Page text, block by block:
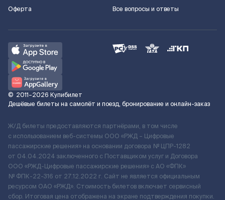
Оферта
Все вопросы и ответы
© 2011–2026 Купибилет
Дешёвые билеты на самолёт и поезд, бронирование и онлайн-заказ
Ж/Д билеты предоставляются партнёрами, в том числе
с использованием веб-системы ООО «РЖД – Цифровые
пассажирские решения» на основании договора № ЦПР-1282
от 04.04.2024 заключенного с Поставщиком услуг и Договора
ООО «РЖД-Цифровые пассажирские решения» c АО «ФПК»
№ ФПК-22-316 от 27.12.2022 г. Сайт не является официальным
ресурсом ОАО «РЖД». Стоимость билетов включает сервисный
сбор. Итоговая цена отображена на экране подтверждения покупки.